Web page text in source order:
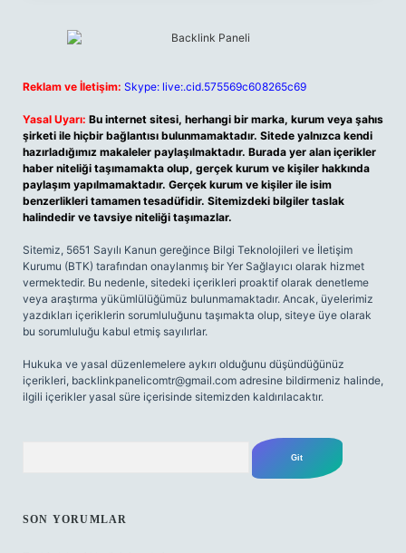
Reklam ve İletişim: Skype: live:.cid.575569c608265c69
Yasal Uyarı: Bu internet sitesi, herhangi bir marka, kurum veya şahıs
şirketi ile hiçbir bağlantısı bulunmamaktadır. Sitede yalnızca kendi
hazırladığımız makaleler paylaşılmaktadır. Burada yer alan içerikler
haber niteliği taşımamakta olup, gerçek kurum ve kişiler hakkında
paylaşım yapılmamaktadır. Gerçek kurum ve kişiler ile isim
benzerlikleri tamamen tesadüfidir. Sitemizdeki bilgiler taslak
halindedir ve tavsiye niteliği taşımazlar.
Sitemiz, 5651 Sayılı Kanun gereğince Bilgi Teknolojileri ve İletişim
Kurumu (BTK) tarafından onaylanmış bir Yer Sağlayıcı olarak hizmet
vermektedir. Bu nedenle, sitedeki içerikleri proaktif olarak denetleme
veya araştırma yükümlülüğümüz bulunmamaktadır. Ancak, üyelerimiz
yazdıkları içeriklerin sorumluluğunu taşımakta olup, siteye üye olarak
bu sorumluluğu kabul etmiş sayılırlar.
Hukuka ve yasal düzenlemelere aykırı olduğunu düşündüğünüz
içerikleri, backlinkpanelicomtr@gmail.com adresine bildirmeniz halinde,
ilgili içerikler yasal süre içerisinde sitemizden kaldırılacaktır.
SON YORUMLAR